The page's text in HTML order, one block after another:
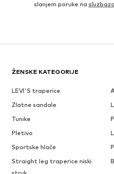
slanjem poruke na
ŽENSKE KATEGORIJE
LEVI'S traperice
Zlatne sandale
Tunike
Pletivo
Sportske hlače
Straight leg traperice niski